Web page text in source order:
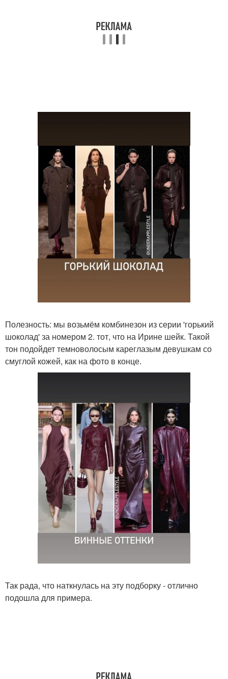
Полезность: мы возьмём комбинезон из серии 'горький
шоколад' за номером 2. тот, что на Ирине шейк. Такой
тон подойдет темноволосым кареглазым девушкам со
смуглой кожей, как на фото в конце.
Так рада, что наткнулась на эту подборку - отлично
подошла для примера.